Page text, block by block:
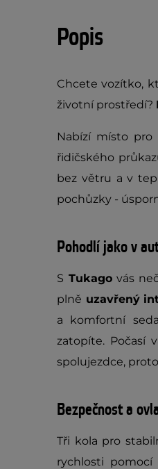
Popis
Chcete vozítko,
životní prostředí?
Nabízí místo pro
řidičského
bez větru a v
pochůzky -
Pohodlí jako v
S Tukagovás
plně uzavřený
a komfortní
zatopíte. Počasí
spolujezdce,
Bezpečnost a
Tři kola pro
rychlosti